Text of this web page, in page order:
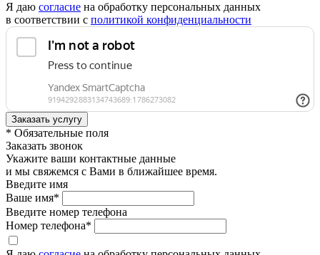
Я даю согласие на обработку персональных данных
в соответствии с политикой конфиденциальности
* Обязательные поля
Заказать звонок
Укажите ваши контактные данные
и мы свяжемся с Вами в ближайшее время.
Введите имя
Ваше имя*
Введите номер телефона
Номер телефона*